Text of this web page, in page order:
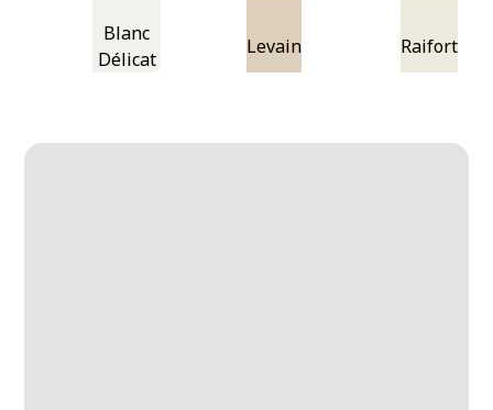
Blanc
Délicat
Levain Raifort